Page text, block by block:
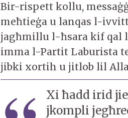
Bir-rispett kollu,
meħtieġa u lanqas l-
jagħmillu l-ħsara kif qal
imma l-Partit Laburista
jibki xortih u jitlob lil
Xi ħadd irid
jkompli